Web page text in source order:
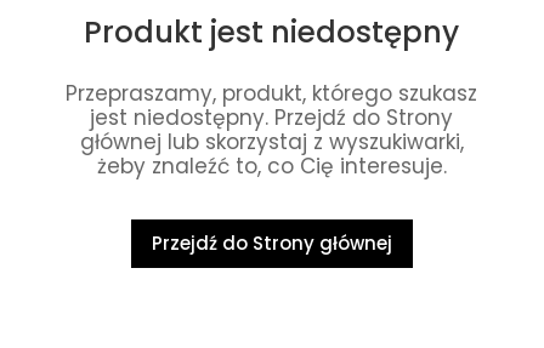
Produkt jest niedostępny
Przepraszamy, produkt, którego szukasz
jest niedostępny. Przejdź do Strony
głównej lub skorzystaj z wyszukiwarki,
żeby znaleźć to, co Cię interesuje.
Przejdź do Strony głównej